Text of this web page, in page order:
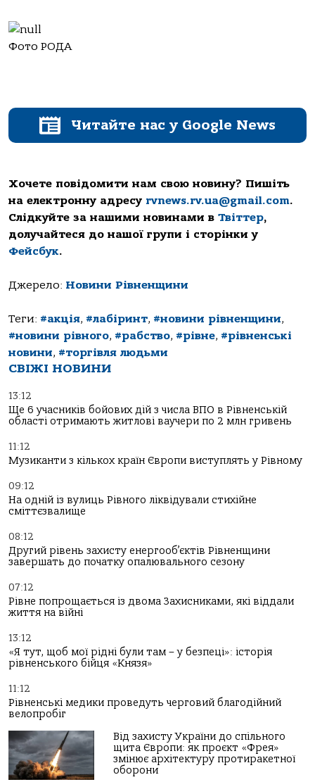
Фото РОДА
Читайте нас у Google News
Хочете повідомити нам свою новину? Пишіть
на електронну адресу rvnews.rv.ua@gmail.com.
Слідкуйте за нашими новинами в Твіттер,
долучайтеся до нашої групи і сторінки у
Фейсбук.
Джерело: Новини Рівненщини
Теги: #акція, #лабіринт, #новини рівненщини,
#новини рівного, #рабство, #рівне, #рівненські
новини, #торгівля людьми
СВІЖІ НОВИНИ
13:12
Ще 6 учасників бойових дій з числа ВПО в Рівненській
області отримають житлові ваучери по 2 млн гривень
11:12
Музиканти з кількох країн Європи виступлять у Рівному
09:12
На одній із вулиць Рівного ліквідували стихійне
сміттєзвалище
08:12
Другий рівень захисту енергооб’єктів Рівненщини
завершать до початку опалювального сезону
07:12
Рівне попрощається із двома Захисниками, які віддали
життя на війні
13:12
«Я тут, щоб мої рідні були там – у безпеці»: історія
рівненського бійця «Князя»
11:12
Рівненські медики проведуть черговий благодійний
велопробіг
Від захисту України до спільного
щита Європи: як проєкт «Фрея»
змінює архітектуру протиракетної
оборони